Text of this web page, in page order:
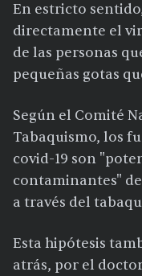
En estricto
directamente el
de las personas
pequeñas gotas
Según el Comité
Tabaquismo, los
covid-19 son
contaminantes"
a través del
Esta hipótesis
atrás, por el